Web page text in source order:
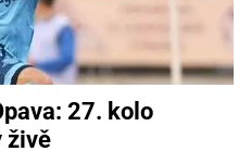
27. kolo
živě